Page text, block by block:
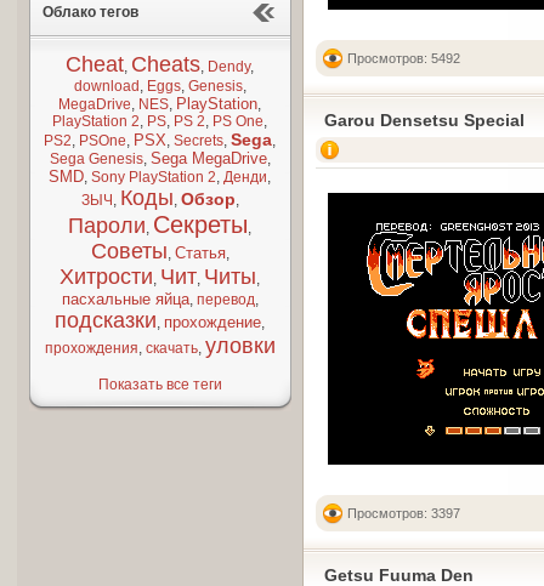
Облако тегов
Cheat, Cheats, Dendy,
download , Eggs, Genesis,
MegaDrive, NES, PlayStation,
PlayStation 2, PS, PS 2, PS One,
PS2, PSOne, PSX,Secrets,Sega,
Sega Genesis, Sega MegaDrive,
SMD,Sony PlayStation 2,Денди,
ЗЫЧ , Коды, Обзор,
Пароли, Секреты,
Советы, Статья,
Хитрости, Чит, Читы,
пасхальные яйца, перевод,
подсказки, прохождение,
прохождения, скачать, уловки
Показать все теги
Просмотров: 5492
Garou Densetsu Special
Просмотров: 3397
Getsu Fuuma Den